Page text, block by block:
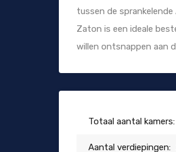
tussen de
Zaton is een ideale
willen ontsnappen aan
Totaal aantal kamers:
Aantal verdiepingen: